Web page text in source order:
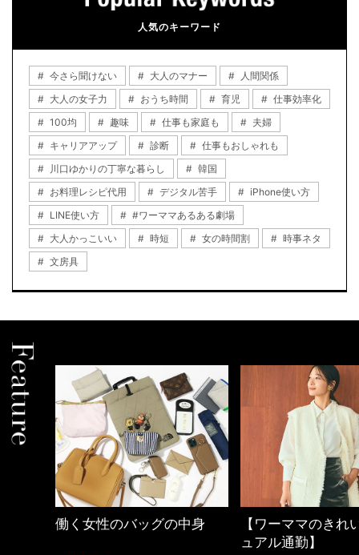
人気のキーワード
今さら聞けない 大人のマナー
人間関係
大人の女子力
おうち時間 育児
仕事効率化
100均
趣味 仕事も家庭も
夫婦
キャリアアップ
診断
仕事もおしゃれも
川口ゆかりの丁寧な暮らし
韓国
お料理レシピ代用
デジタル苦手
iPhone使い方
LINE使い方
#ワーママあるある劇場
大人かっこいい
時短 女の時間割
時事ネタ
文房具
【ワーママのきれいめカジ
心地よくいられる
とは